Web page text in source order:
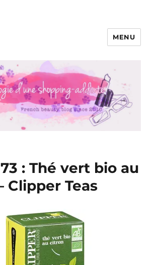
d'une Shopping-addicte
MENU
: Thé vert bio au
Clipper Teas